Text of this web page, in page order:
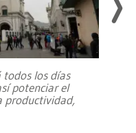
todos los días
potenciar el
productividad,